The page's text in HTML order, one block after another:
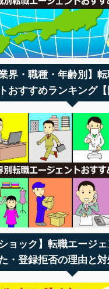
業界・職種・年齢別】
おすすめランキング【
ショック】転職エージ
・登録拒否の理由と